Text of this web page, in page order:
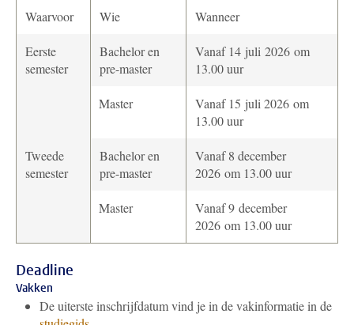
Waarvoor Wie Wanneer
Eerste
semester
Bachelor en
pre-master
Vanaf 14 juli 2026 om
13.00 uur
Master
Vanaf 15 juli 2026 om
13.00 uur
Tweede
semester
Bachelor en
pre-master
Vanaf 8 december
2026 om 13.00 uur
Master
Vanaf 9 december
2026 om 13.00 uur
Deadline
Vakken
De uiterste inschrijfdatum vind je in de vakinformatie in de